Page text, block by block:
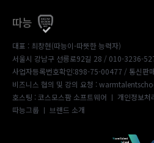
따능
대표 : 최창현(따능이-따뜻한 능력자)
서울시 강남구 선릉로92길 28 / 010-3236-
사업자등록번호확인:898-75-00477 / 통신판
비즈니스 협의 및 강의 요청 :
호스팅 : 코스모스팜 소프트웨어 ㅣ 개인정보처
따능그룹 ㅣ 브랜드 소개